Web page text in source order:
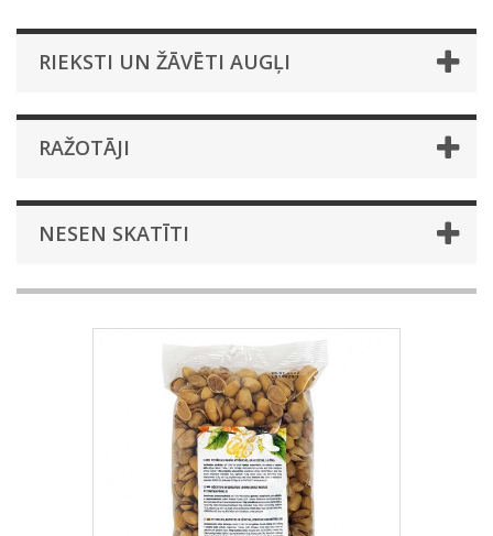
RIEKSTI UN ŽĀVĒTI AUGĻI
RAŽOTĀJI
NESEN SKATĪTI